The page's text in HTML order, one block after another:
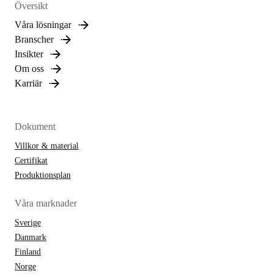
Översikt
Våra lösningar
Branscher
Insikter
Om oss
Karriär
Dokument
Villkor & material
Certifikat
Produktionsplan
Våra marknader
Sverige
Danmark
Finland
Norge